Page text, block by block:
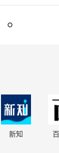
新知